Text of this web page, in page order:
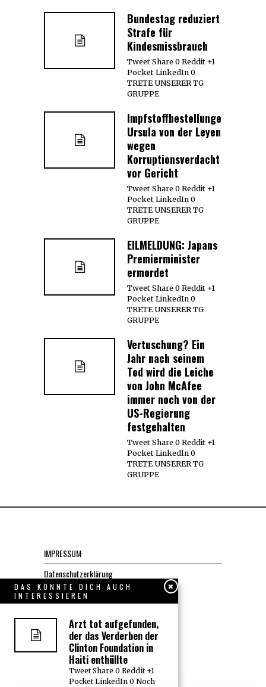
Bundestag reduziert
Strafe für
Kindesmissbrauch
Tweet Share 0 Reddit +1
Pocket LinkedIn 0
TRETE UNSERER TG
GRUPPE
Impfstoffbestellungen:
Ursula von der Leyen
wegen
Korruptionsverdacht
vor Gericht
Tweet Share 0 Reddit +1
Pocket LinkedIn 0
TRETE UNSERER TG
GRUPPE
EILMELDUNG: Japans
Premierminister
ermordet
Tweet Share 0 Reddit +1
Pocket LinkedIn 0
TRETE UNSERER TG
GRUPPE
Vertuschung? Ein
Jahr nach seinem
Tod wird die Leiche
von John McAfee
immer noch von der
US-Regierung
festgehalten
Tweet Share 0 Reddit +1
Pocket LinkedIn 0
TRETE UNSERER TG
GRUPPE
IMPRESSUM
Datenschutzerklärung
KONTAKT
Über uns, den “Wächter”
DAS KÖNNTE DICH AUCH
INTERESSIEREN
Arzt tot aufgefunden,
der das Verderben der
Clinton Foundation in
Haiti enthüllte
Tweet Share 0 Reddit +1
Pocket LinkedIn 0 Noch